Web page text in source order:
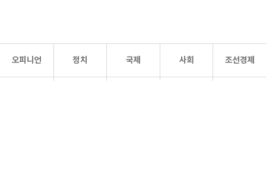
오피니언 정치 국제 사회 조선경제